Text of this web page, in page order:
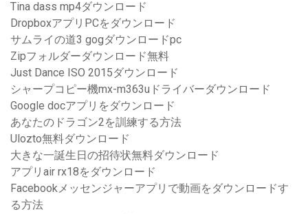
Tina dass mp4ダウンロード
DropboxアプリPCをダウンロード
サムライの道3 gogダウンロードpc
Zipフォルダーダウンロード無料
Just Dance ISO 2015ダウンロード
シャープコピー機mx-m363uドライバーダウンロード
Google docアプリをダウンロード
あなたのドラゴン2を訓練する方法
Ulozto無料ダウンロード
大きな一誕生日の招待状無料ダウンロード
アプリair rx18をダウンロード
Facebookメッセンジャーアプリで動画をダウンロードす
る方法